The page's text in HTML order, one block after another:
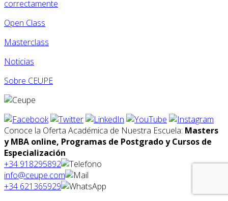
correctamente
Open Class
Masterclass
Noticias
Sobre CEUPE
Conoce la Oferta Académica de Nuestra Escuela: Masters
y MBA online, Programas de Postgrado y Cursos de
Especialización
+34 918295892
info@ceupe.com
+34 621365929